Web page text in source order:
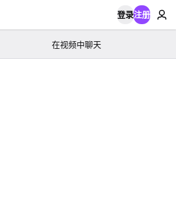
登录注册
在视频中聊天